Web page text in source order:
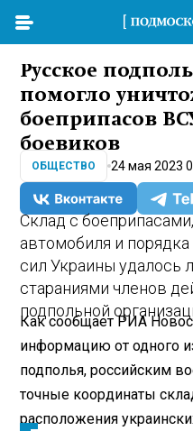
Русское
помогло
боеприпасов
боевиков
ОБЩЕСТВО 24 мая 2023
Склад с
автомобиля и
сил Украины удалось
стараниями членов
подпольной
Как сообщает РИА
информацию от одного
подполья, российским
точные координаты
расположения